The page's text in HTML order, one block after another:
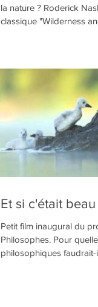
la nature ? Roderick
classique "Wilderness
Et si c'était beau
Petit film inaugural du
Philosophes. Pour
philosophiques faudrait-